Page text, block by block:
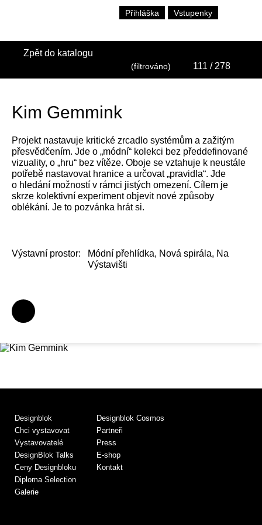
Přihláška Vstupenky
Zpět do katalogu
(filtrováno) 111 / 278
Kim Gemmink
Projekt nastavuje kritické zrcadlo systémům a zažitým
přesvědčením. Jde o „módní“ kolekci bez předdefinované
vizuality, o „hru“ bez vítěze. Oboje se vztahuje k neustále
potřebě nastavovat hranice a určovat „pravidla“. Jde
o hledání možností v rámci jistých omezení. Cílem je
skrze kolektivní experiment objevit nové způsoby
oblékání. Je to pozvánka hrát si.
Výstavní prostor:
Módní přehlídka, Nová spirála, Na
Výstavišti
Designblok
Chci vystavovat
Vystavovatelé
DesignBlok Talks
Ceny Designbloku
Diploma Selection
Galerie
Designblok Cosmos
Partneři
Press
E-shop
Kontakt